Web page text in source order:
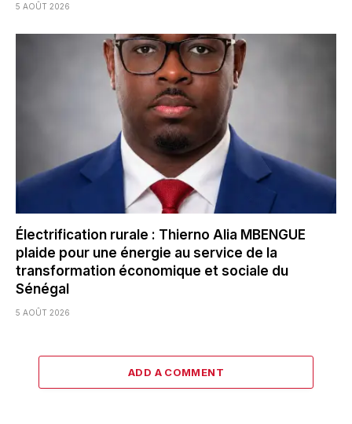
5 AOÛT 2026
Électrification rurale : Thierno Alia MBENGUE
plaide pour une énergie au service de la
transformation économique et sociale du
Sénégal
5 AOÛT 2026
ADD A COMMENT